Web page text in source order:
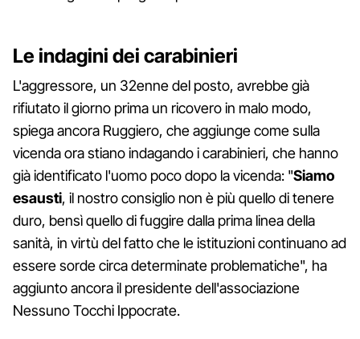
Le indagini dei carabinieri
L'aggressore, un 32enne del posto, avrebbe già
rifiutato il giorno prima un ricovero in malo modo,
spiega ancora Ruggiero, che aggiunge come sulla
vicenda ora stiano indagando i carabinieri, che hanno
già identificato l'uomo poco dopo la vicenda: "Siamo
esausti, il nostro consiglio non è più quello di tenere
duro, bensì quello di fuggire dalla prima linea della
sanità, in virtù del fatto che le istituzioni continuano ad
essere sorde circa determinate problematiche", ha
aggiunto ancora il presidente dell'associazione
Nessuno Tocchi Ippocrate.